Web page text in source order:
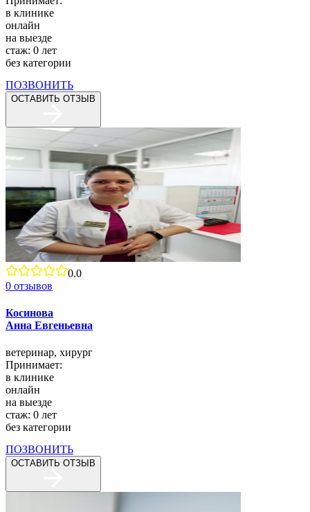
в клинике
онлайн
на выезде
стаж: 0 лет
без категории
ПОЗВОНИТЬ
ОСТАВИТЬ ОТЗЫВ
0.0
0 отзывов
Косинова
Анна Евгеньевна
ветеринар, хирург
Принимает:
в клинике
онлайн
на выезде
стаж: 0 лет
без категории
ПОЗВОНИТЬ
ОСТАВИТЬ ОТЗЫВ